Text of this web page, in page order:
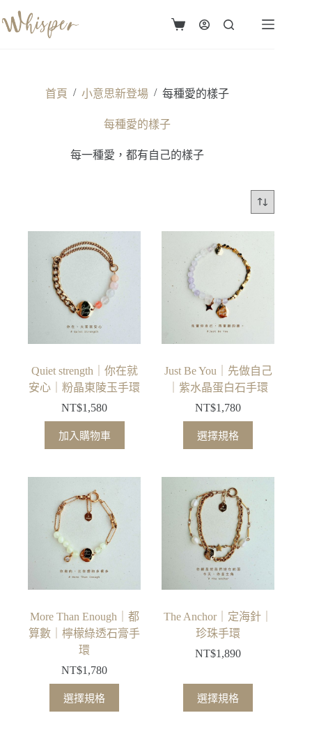
至
購
首頁 / 小意思新登場 / 每種愛的樣子
每種愛的樣子
每一種愛，都有自己的樣子
Quiet strength｜你在就
安心｜粉晶東陵玉手環
NT$1,580
加入購物車
Just Be You｜先做自己
｜紫水晶蛋白石手環
NT$1,780
選擇規格
此
產
有
多
種
式。
可
在
品
頁
面
選
項
More Than Enough｜都
算數｜檸檬綠透石膏手
環
NT$1,780
選擇規格
此
產
The Anchor｜定海針｜
珍珠手環
NT$1,890
選擇規格
此
產